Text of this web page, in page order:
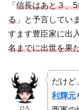
「 信長はあと３、
る 」と予言してい
すます豊臣家に出
名までに出世を果
ひろ
だけど
利輝元